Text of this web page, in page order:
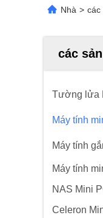
Nhà > các
các
Tường lửa
Máy tính
Máy tính
Máy tính
NAS Mini
Celeron